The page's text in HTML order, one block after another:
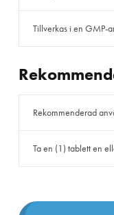
Tillverkas i en GMP-
Rekommenderad
Ta en (1) tablett en